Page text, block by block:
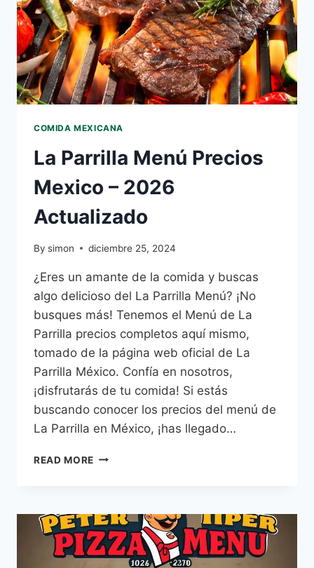
COMIDA MEXICANA
La Parrilla Menú Precios
Mexico – 2026
Actualizado
By simon diciembre 25, 2024
¿Eres un amante de la comida y buscas
algo delicioso del La Parrilla Menú? ¡No
busques más! Tenemos el Menú de La
Parrilla precios completos aquí mismo,
tomado de la página web oficial de La
Parrilla México. Confía en nosotros,
¡disfrutarás de tu comida! Si estás
buscando conocer los precios del menú de
La Parrilla en México, ¡has llegado…
READ MORE LA
MEXICO
–
2026
ACTUALIZADO